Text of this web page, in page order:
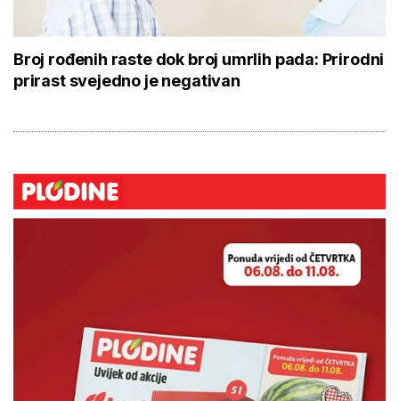
Broj rođenih raste dok broj umrlih pada: Prirodni
prirast svejedno je negativan